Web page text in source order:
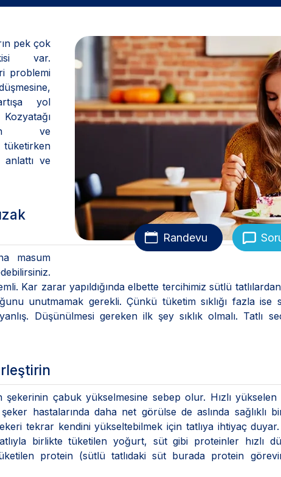
Randevu
pek çok
var.
problemi
yol
ve
anlattı ve
masum
Kar zarar yapıldığında elbette tercihimiz sütlü
unutmamak gerekli. Çünkü tüketim sıklığı fazla ise
Düşünülmesi gereken ilk şey sıklık olmalı. Tatlı
şekerinin çabuk yükselmesine sebep olur. Hızlı
hastalarında daha net görülse de aslında sağlıklı
tekrar kendini yükseltebilmek için tatlıya ihtiyaç
birlikte tüketilen yoğurt, süt gibi proteinler hızlı
tüketilen protein (sütlü tatlıdaki süt burada protein